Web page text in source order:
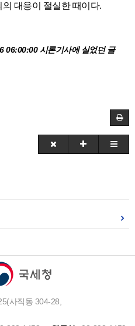
대응이 절실한 때이다.
06:00:00 시론기사에 실었던 글
사직동 304-28,